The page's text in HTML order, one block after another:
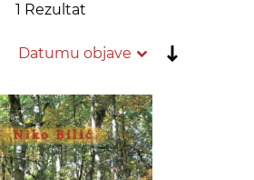
1 Rezultat